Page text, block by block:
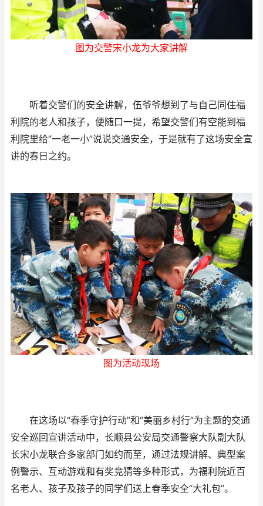
图为交警宋小龙为大家讲解
听着交警们的安全讲解，伍爷爷想到了与自己同住福
利院的老人和孩子，便随口一提，希望交警们有空能到福
利院里给“一老一小”说说交通安全，于是就有了这场安全宣
讲的春日之约。
图为活动现场
在这场以“春季守护行动”和“美丽乡村行”为主题的交通
安全巡回宣讲活动中，长顺县公安局交通警察大队副大队
长宋小龙联合多家部门如约而至，通过法规讲解、典型案
例警示、互动游戏和有奖竞猜等多种形式，为福利院近百
名老人、孩子及孩子的同学们送上春季安全“大礼包”。